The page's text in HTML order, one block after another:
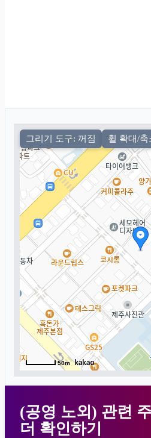
50m
그리기 도구: 꺼짐 휠 확대/축
(공영 노외) 관련
더 확인하기